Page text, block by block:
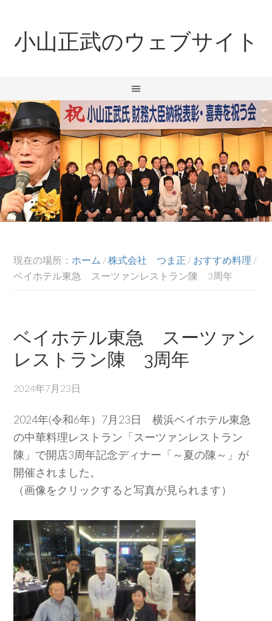
小山正武のウェブサイト
現在の場所： ホーム /株式会社 つま正 / おすすめ料理 /
ベイホテル東急 スーツァンレストラン陳 3周年
ベイホテル東急 スーツァン
レストラン陳 3周年
2024年7月23日
2024年(令和6年）7月23日 横浜ベイホテル東急
の中華料理レストラン「スーツァンレストラン
陳」で開店3周年記念ディナー「～夏の陳～」が
開催されました。
（画像をクリックすると写真が見られます）